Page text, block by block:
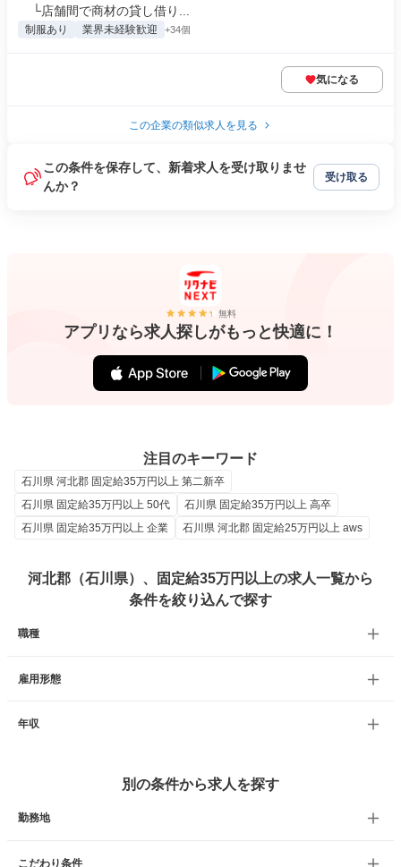
└店舗間で商材の貸し借り...
制服あり 業界未経験歓迎 +34個
気になる
この企業の類似求人を見る
この条件を保存して、新着求人を受け取りませ
んか？
受け取る
無料
アプリなら求人探しがもっと快適に！
注目のキーワード
石川県 河北郡 固定給35万円以上 第二新卒
石川県 固定給35万円以上 50代
石川県 固定給35万円以上 高卒
石川県 固定給35万円以上 企業
石川県 河北郡 固定給25万円以上 aws
河北郡（石川県）、固定給35万円以上の求人一覧から
条件を絞り込んで探す
職種
雇用形態
年収
別の条件から求人を探す
勤務地
こだわり条件